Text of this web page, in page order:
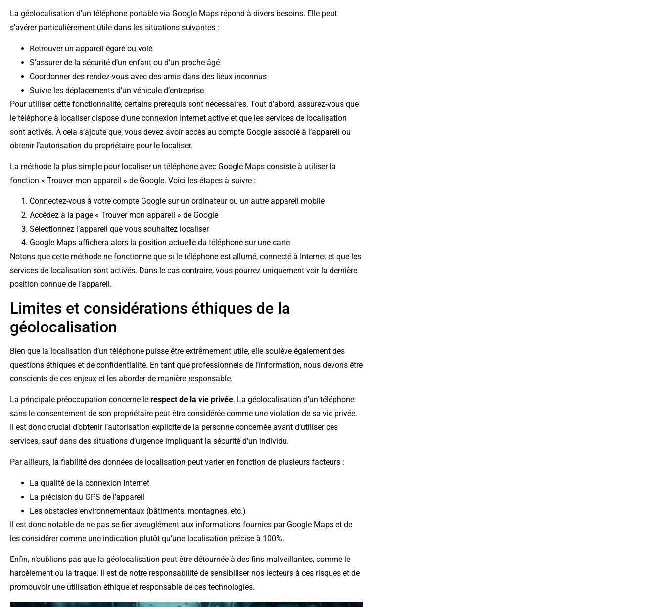
La géolocalisation d’un téléphone portable via Google Maps répond à divers besoins. Elle peut
s’avérer particulièrement utile dans les situations suivantes :
Retrouver un appareil égaré ou volé
S’assurer de la sécurité d’un enfant ou d’un proche âgé
Coordonner des rendez-vous avec des amis dans des lieux inconnus
Suivre les déplacements d’un véhicule d’entreprise
Pour utiliser cette fonctionnalité, certains prérequis sont nécessaires. Tout d’abord, assurez-vous que
le téléphone à localiser dispose d’une connexion Internet active et que les services de localisation
sont activés. À cela s’ajoute que, vous devez avoir accès au compte Google associé à l’appareil ou
obtenir l’autorisation du propriétaire pour le localiser.
La méthode la plus simple pour localiser un téléphone avec Google Maps consiste à utiliser la
fonction « Trouver mon appareil » de Google. Voici les étapes à suivre :
Connectez-vous à votre compte Google sur un ordinateur ou un autre appareil mobile
Accédez à la page « Trouver mon appareil » de Google
Sélectionnez l’appareil que vous souhaitez localiser
Google Maps affichera alors la position actuelle du téléphone sur une carte
Notons que cette méthode ne fonctionne que si le téléphone est allumé, connecté à Internet et que les
services de localisation sont activés. Dans le cas contraire, vous pourrez uniquement voir la dernière
position connue de l’appareil.
Limites et considérations éthiques de la
géolocalisation
Bien que la localisation d’un téléphone puisse être extrêmement utile, elle soulève également des
questions éthiques et de confidentialité. En tant que professionnels de l’information, nous devons être
conscients de ces enjeux et les aborder de manière responsable.
La principale préoccupation concerne le respect de la vie privée. La géolocalisation d’un téléphone
sans le consentement de son propriétaire peut être considérée comme une violation de sa vie privée.
Il est donc crucial d’obtenir l’autorisation explicite de la personne concernée avant d’utiliser ces
services, sauf dans des situations d’urgence impliquant la sécurité d’un individu.
Par ailleurs, la fiabilité des données de localisation peut varier en fonction de plusieurs facteurs :
La qualité de la connexion Internet
La précision du GPS de l’appareil
Les obstacles environnementaux (bâtiments, montagnes, etc.)
Il est donc notable de ne pas se fier aveuglément aux informations fournies par Google Maps et de
les considérer comme une indication plutôt qu’une localisation précise à 100%.
Enfin, n’oublions pas que la géolocalisation peut être détournée à des fins malveillantes, comme le
harcèlement ou la traque. Il est de notre responsabilité de sensibiliser nos lecteurs à ces risques et de
promouvoir une utilisation éthique et responsable de ces technologies.